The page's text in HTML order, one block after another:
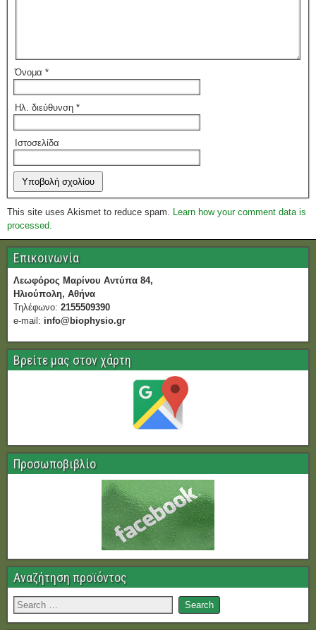
Όνομα *
Ηλ. διεύθυνση *
Ιστοσελίδα
This site uses Akismet to reduce spam. Learn how your comment data is
processed.
Επικοινωνία
Λεωφόρος Μαρίνου Αντύπα 84,
Ηλιούπολη, Αθήνα
Τηλέφωνο: 2155509390
e-mail: info@biophysio.gr
Βρείτε μας στον χάρτη
Προσωποβιβλίο
Αναζήτηση προϊόντος